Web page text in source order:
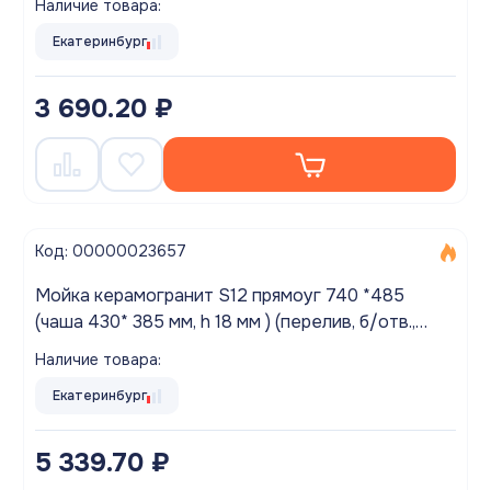
Наличие товара:
Екатеринбург
3 690.20 ₽
Код: 00000023657
Мойка керамогранит S12 прямоуг 740 *485
(чаша 430* 385 мм, h 18 мм ) (перелив, б/отв.,
Наличие товара:
Екатеринбург
5 339.70 ₽